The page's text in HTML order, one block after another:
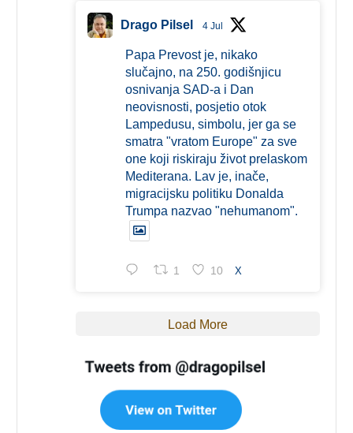
Drago Pilsel 4 Jul
Papa Prevost je, nikako
slučajno, na 250. godišnjicu
osnivanja SAD-a i Dan
neovisnosti, posjetio otok
Lampedusu, simbolu, jer ga se
smatra "vratom Europe" za sve
one koji riskiraju život prelaskom
Mediterana. Lav je, inače,
migracijsku politiku Donalda
Trumpa nazvao "nehumanom".
1 10 X
Load More